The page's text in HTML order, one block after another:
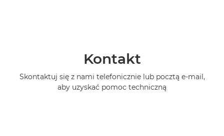
Kontakt
Skontaktuj się z nami telefonicznie lub pocztą e-mail,
aby uzyskać pomoc techniczną